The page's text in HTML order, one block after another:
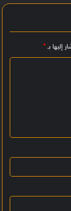
إليها بـ*